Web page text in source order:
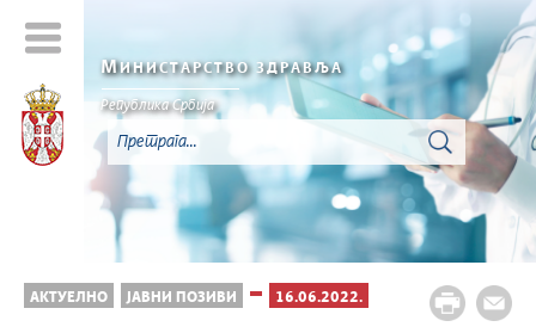
МИНИСТАРСТВО ЗДРАВЉА
Република Србија
АКТУЕЛНО ЈАВНИ ПОЗИВИ 16.06.2022.